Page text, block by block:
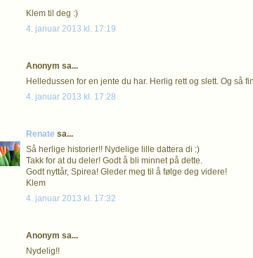
Klem til deg :)
4. januar 2013 kl. 17:19
Anonym sa...
Helledussen for en jente du har. Herlig rett og slett. Og så
4. januar 2013 kl. 17:28
Renate sa...
Så herlige historier!! Nydelige lille dattera di :)
Takk for at du deler! Godt å bli minnet på dette.
Godt nyttår, Spirea! Gleder meg til å følge deg videre!
Klem
4. januar 2013 kl. 17:32
Anonym sa...
Nydelig!!